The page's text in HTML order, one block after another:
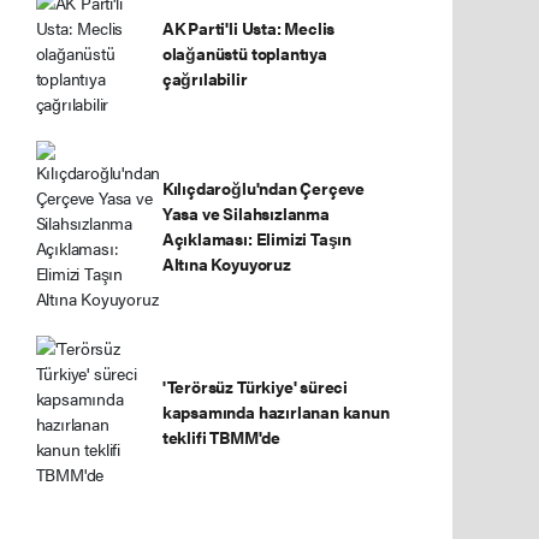
AK Parti'li Usta: Meclis
olağanüstü toplantıya
çağrılabilir
Kılıçdaroğlu'ndan Çerçeve
Yasa ve Silahsızlanma
Açıklaması: Elimizi Taşın
Altına Koyuyoruz
'Terörsüz Türkiye' süreci
kapsamında hazırlanan kanun
teklifi TBMM'de